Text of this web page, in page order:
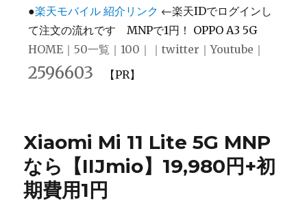
●楽天モバイル 紹介リンク ←楽天IDでログインし
て注文の流れです MNPで1円！ OPPO A3 5G
HOME ｜ 50一覧 ｜100 ｜｜twitter ｜Youtube ｜
2596603 【PR】
Xiaomi Mi 11 Lite 5G MNP
なら【IIJmio】19,980円+初
期費用1円